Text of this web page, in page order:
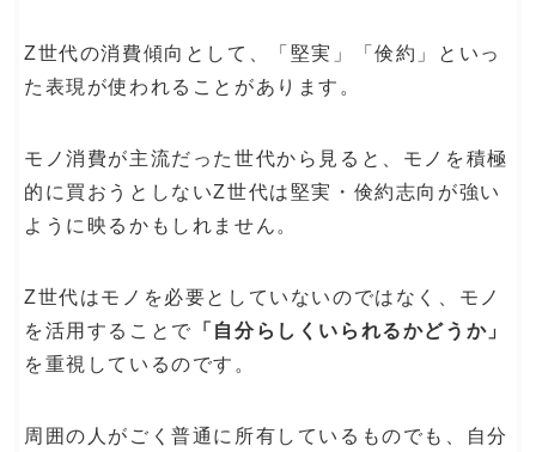
Z世代の消費傾向として、「堅実」「倹約」といっ
た表現が使われることがあります。
モノ消費が主流だった世代から見ると、モノを積極
的に買おうとしないZ世代は堅実・倹約志向が強い
ように映るかもしれません。
Z世代はモノを必要としていないのではなく、モノ
を活用することで
「自分らしくいられるかどうか」
を重視しているのです。
周囲の人がごく普通に所有しているものでも、自分